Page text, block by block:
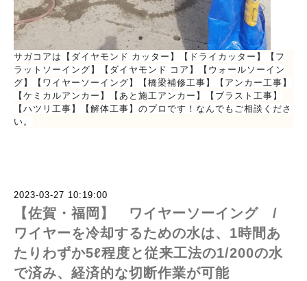
サガコアは【ダイヤモンド カッター】【ドライカッター】【フ
ラットソーイング】【ダイヤモンド コア】【ウォールソーイン
グ】【ワイヤーソーイング】【橋梁補修工事】【アンカー工事】
【ケミカルアンカー】【あと施工アンカー】【ブラスト工事】
【ハツリ工事】【解体工事】のプロです！なんでもご相談くださ
い。
2023-03-27 10:19:00
【佐賀・福岡】 ワイヤーソーイング /
ワイヤーを冷却するための水は、1時間あ
たりわずか5ℓ程度と従来工法の1/200の水
で済み、経済的な切断作業が可能